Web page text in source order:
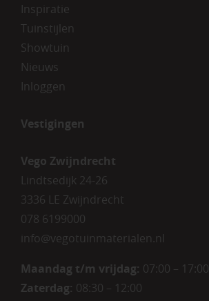
Inspiratie
Tuinstijlen
Showtuin
Nieuws
Inloggen
Vestigingen
Vego Zwijndrecht
Lindtsedijk 24-26
3336 LE Zwijndrecht
078 6199000
info@vegotuinmaterialen.nl
Maandag t/m vrijdag: 07:00 – 17:00
Zaterdag: 08:30 – 12:00